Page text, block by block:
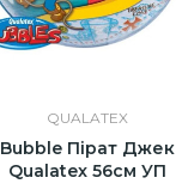
QUALATEX
Bubble Пірат Джек
Qualatex 56см УП